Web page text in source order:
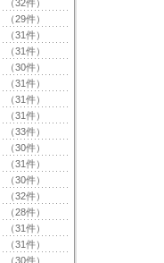
（32件）
（29件）
（31件）
（31件）
（30件）
（31件）
（31件）
（31件）
（33件）
（30件）
（31件）
（30件）
（32件）
（28件）
（31件）
（31件）
（30件）